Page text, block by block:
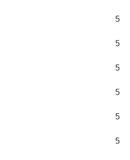
5
5
5
5
5
5